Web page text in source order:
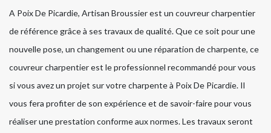
A Poix De Picardie, Artisan Broussier est un couvreur charpentier
de référence grâce à ses travaux de qualité. Que ce soit pour une
nouvelle pose, un changement ou une réparation de charpente, ce
couvreur charpentier est le professionnel recommandé pour vous
si vous avez un projet sur votre charpente à Poix De Picardie. Il
vous fera profiter de son expérience et de savoir-faire pour vous
réaliser une prestation conforme aux normes. Les travaux seront